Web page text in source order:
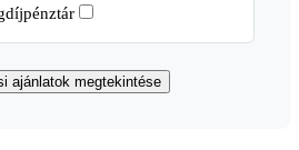
ajánlatok megtekintése